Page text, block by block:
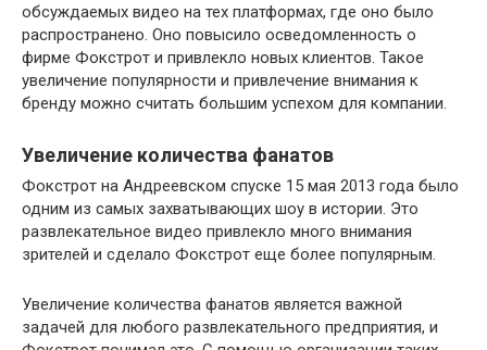
обсуждаемых видео на тех платформах, где оно было
распространено. Оно повысило осведомленность о
фирме Фокстрот и привлекло новых клиентов. Такое
увеличение популярности и привлечение внимания к
бренду можно считать большим успехом для компании.
Увеличение количества фанатов
Фокстрот на Андреевском спуске 15 мая 2013 года было
одним из самых захватывающих шоу в истории. Это
развлекательное видео привлекло много внимания
зрителей и сделало Фокстрот еще более популярным.
Увеличение количества фанатов является важной
задачей для любого развлекательного предприятия, и